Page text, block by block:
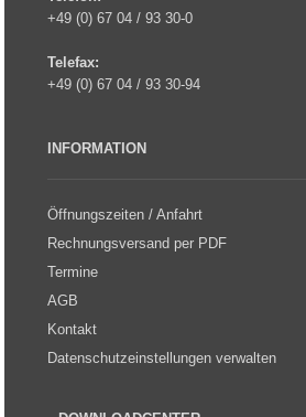
+49 (0) 67 04 / 93 30-0
Telefax:
+49 (0) 67 04 / 93 30-94
INFORMATION
Öffnungszeiten / Anfahrt
Rechnungsversand per PDF
Termine
AGB
Kontakt
Datenschutzeinstellungen verwalten